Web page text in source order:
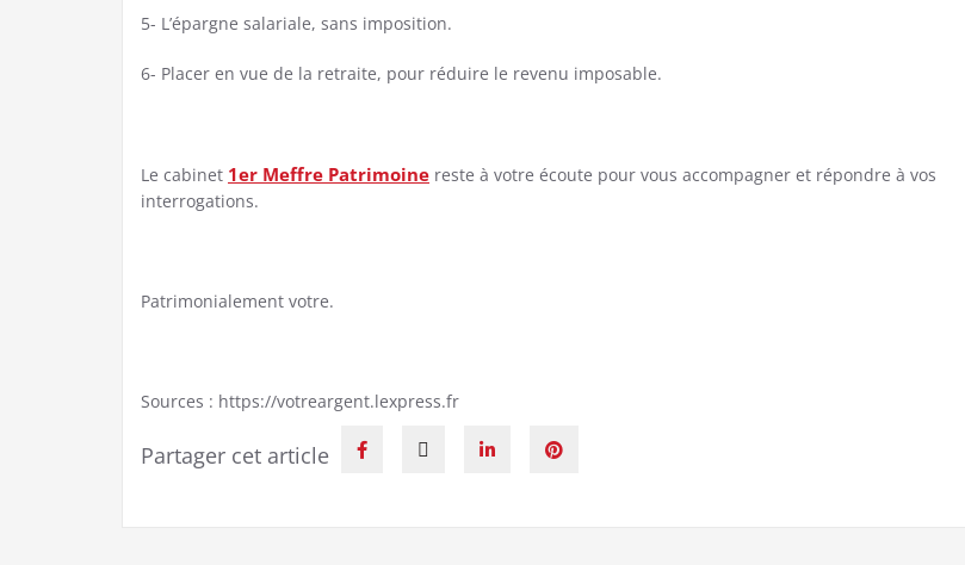
5- L’épargne salariale, sans imposition.
6- Placer en vue de la retraite, pour réduire le revenu imposable.
Le cabinet 1er Meffre Patrimoine reste à votre écoute pour vous accompagner et répondre à vos
interrogations.
Patrimonialement votre.
Sources : https://votreargent.lexpress.fr
Partager cet article